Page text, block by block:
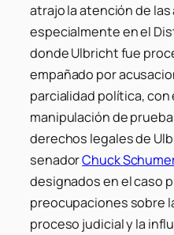
atrajo la atención de
especialmente en el
donde Ulbricht fue
empañado por
parcialidad política, con
manipulación de
derechos legales de
senadorChuck
designados en el caso
preocupaciones sobre
proceso judicial y la